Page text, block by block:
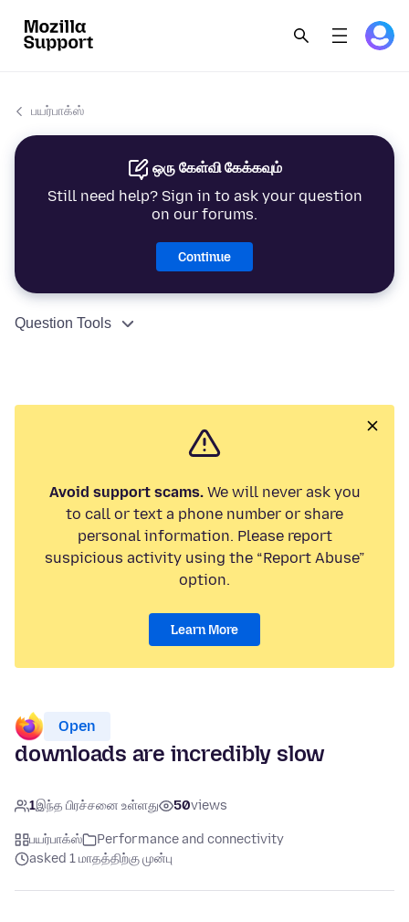
பயர்பாக்ஸ்
ஒரு கேள்வி கேக்கவும்
Still need help? Sign in to ask your question
on our forums.
Continue
Question Tools
Avoid support scams.We will never ask you
to call or text a phone number or share
personal information. Please report
suspicious activity using the “Report Abuse”
option.
Learn More
Open
downloads are incredibly slow
1இந்த பிரச்சனை உள்ளது 50views
பயர்பாக்ஸ்
Performance and connectivity
asked 1 மாதத்திற்கு முன்பு